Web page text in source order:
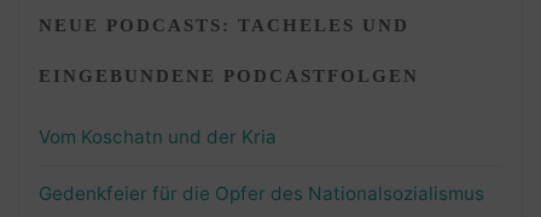
NEUE PODCASTS: TACHELES UND
EINGEBUNDENE PODCASTFOLGEN
Vom Koschatn und der Kria
Gedenkfeier für die Opfer des Nationalsozialismus